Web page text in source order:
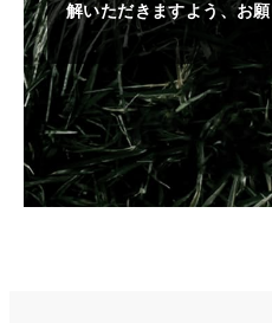
解いただきますよう、お